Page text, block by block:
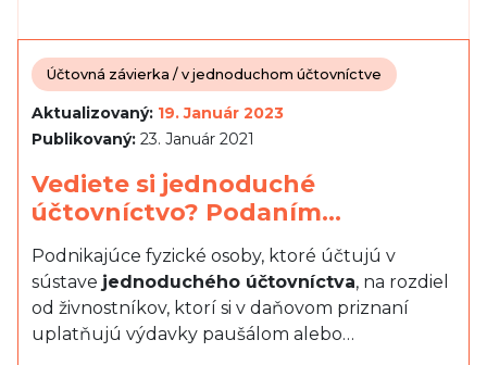
Účtovná závierka / v jednoduchom účtovníctve
Aktualizovaný: 19. Január 2023
Publikovaný: 23. Január 2021
Vediete si jednoduché
účtovníctvo? Podaním…
Podnikajúce fyzické osoby, ktoré účtujú v
sústave jednoduchého účtovníctva, na rozdiel
od živnostníkov, ktorí si v daňovom priznaní
uplatňujú výdavky paušálom alebo…